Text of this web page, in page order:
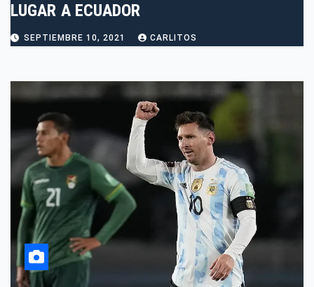
LUGAR A ECUADOR
SEPTIEMBRE 10, 2021 CARLITOS